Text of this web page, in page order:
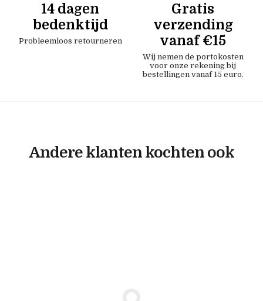
14 dagen
bedenktijd
Probleemloos retourneren
Gratis
verzending
vanaf €15
Wij nemen de portokosten
voor onze rekening bij
bestellingen vanaf 15 euro.
Andere klanten kochten ook